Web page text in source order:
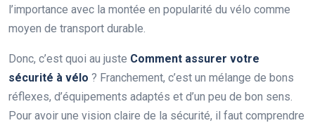
l’importance avec la montée en popularité du vélo comme
moyen de transport durable.
Donc, c’est quoi au juste Comment assurer votre
sécurité à vélo ? Franchement, c’est un mélange de bons
réflexes, d’équipements adaptés et d’un peu de bon sens.
Pour avoir une vision claire de la sécurité, il faut comprendre